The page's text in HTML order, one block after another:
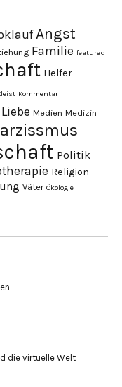
Angst
Familie featured
Helfer
Kommentar
Liebe Medien Medizin
Politik
Religion
Väter Ökologie
die virtuelle Welt